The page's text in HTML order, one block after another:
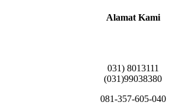
Alamat Kami
031) 8013111
(031)99038380
081-357-605-040